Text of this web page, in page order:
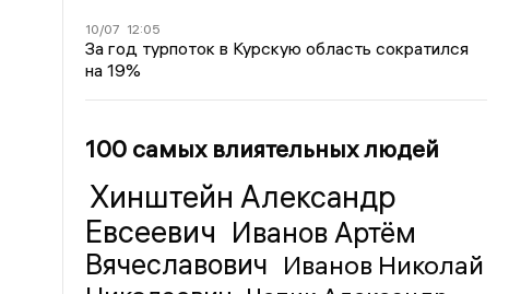
10/07 12:05
За год турпоток в Курскую область сократился
на 19%
100 самых влиятельных людей
Хинштейн Александр
Евсеевич Иванов Артём
Вячеславович Иванов Николай